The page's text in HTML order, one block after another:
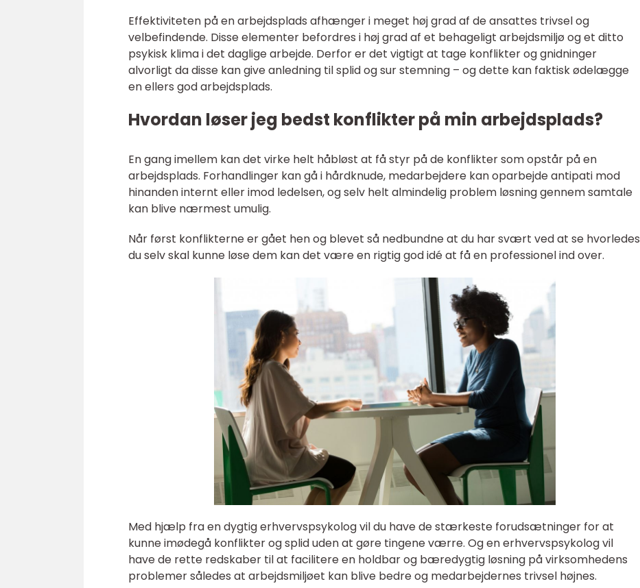
Effektiviteten på en arbejdsplads afhænger i meget høj grad af de ansattes trivsel og
velbefindende. Disse elementer befordres i høj grad af et behageligt arbejdsmiljø og et ditto
psykisk klima i det daglige arbejde. Derfor er det vigtigt at tage konflikter og gnidninger
alvorligt da disse kan give anledning til splid og sur stemning – og dette kan faktisk ødelægge
en ellers god arbejdsplads.
Hvordan løser jeg bedst konflikter på min arbejdsplads?
En gang imellem kan det virke helt håbløst at få styr på de konflikter som opstår på en
arbejdsplads. Forhandlinger kan gå i hårdknude, medarbejdere kan oparbejde antipati mod
hinanden internt eller imod ledelsen, og selv helt almindelig problem løsning gennem samtale
kan blive nærmest umulig.
Når først konflikterne er gået hen og blevet så nedbundne at du har svært ved at se hvorledes
du selv skal kunne løse dem kan det være en rigtig god idé at få en professionel ind over.
Med hjælp fra en dygtig erhvervspsykolog vil du have de stærkeste forudsætninger for at
kunne imødegå konflikter og splid uden at gøre tingene værre. Og en erhvervspsykolog vil
have de rette redskaber til at facilitere en holdbar og bæredygtig løsning på virksomhedens
problemer således at arbejdsmiljøet kan blive bedre og medarbejdernes trivsel højnes.